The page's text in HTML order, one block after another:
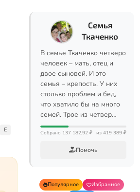
E
Семья
Ткаченко
В семье Ткаченко четверо
человек – мать, отец и
двое сыновей. И это
семья – крепость. У них
столько проблем и бед,
что хватило бы на много
семей. Трое из четвер…
Собрано 137 182,92 ₽ из 419 389 ₽
Помочь
Популярное
Избранное